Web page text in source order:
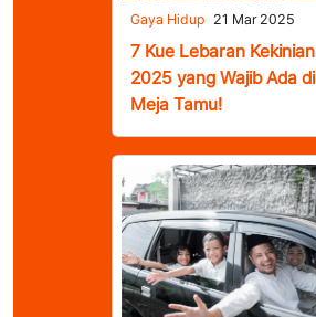
Gaya Hidup 21 Mar 2025
7 Kue Lebaran Kekinian
2025 yang Wajib Ada di
Meja Tamu!